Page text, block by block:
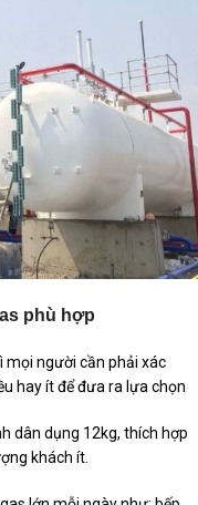
phù hợp
mọi người cần phải xác
hay ít để đưa ra lựa chọn
dân dụng 12kg, thích hợp
khách ít.